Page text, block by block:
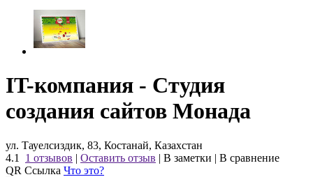
IT-компания - Студия
создания сайтов Монада
ул. Тауелсиздик, 83, Костанай, Казахстан
4.1
1 отзывов | Оставить отзыв | В заметки | В сравнение
QR Ссылка Что это?